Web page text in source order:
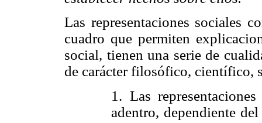
Las representaciones sociales
cuadro que permiten
social, tienen una serie de
de carácter filosófico, científico,
1. Las
adentro, dependiente